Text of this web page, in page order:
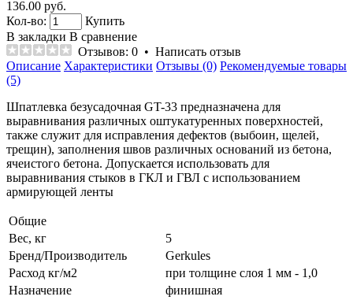
136.00 руб.
Кол-во:
Купить
В закладки В сравнение
Отзывов: 0 • Написать отзыв
Описание Характеристики Отзывы (0) Рекомендуемые товары
(5)
Шпатлевка безусадочная GT-33 предназначена для
выравнивания различных оштукатуренных поверхностей,
также служит для исправления дефектов (выбоин, щелей,
трещин), заполнения швов различных оснований из бетона,
ячеистого бетона. Допускается использовать для
выравнивания стыков в ГКЛ и ГВЛ с использованием
армирующей ленты
Общие
Вес, кг
5
Бренд/Производитель
Gerkules
Расход кг/м2
при толщине слоя 1 мм - 1,0
Назначение
финишная